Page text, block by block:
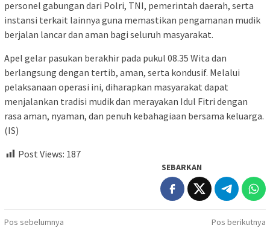
personel gabungan dari Polri, TNI, pemerintah daerah, serta
instansi terkait lainnya guna memastikan pengamanan mudik
berjalan lancar dan aman bagi seluruh masyarakat.
Apel gelar pasukan berakhir pada pukul 08.35 Wita dan
berlangsung dengan tertib, aman, serta kondusif. Melalui
pelaksanaan operasi ini, diharapkan masyarakat dapat
menjalankan tradisi mudik dan merayakan Idul Fitri dengan
rasa aman, nyaman, dan penuh kebahagiaan bersama keluarga.
(IS)
Post Views: 187
SEBARKAN
Pos sebelumnya
Pos berikutnya